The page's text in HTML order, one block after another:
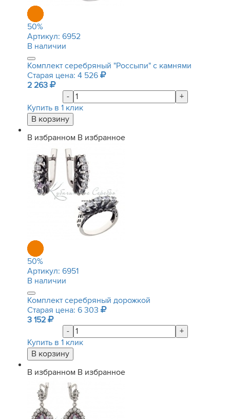
50%
Артикул: 6952
В наличии
Комплект серебряный "Россыпи" с камнями
Старая цена: 4 526
2 263
-
+
Купить в 1 клик
В избранном В избранное
50%
Артикул: 6951
В наличии
Комплект серебряный дорожкой
Старая цена: 6 303
3 152
-
+
Купить в 1 клик
В избранном В избранное